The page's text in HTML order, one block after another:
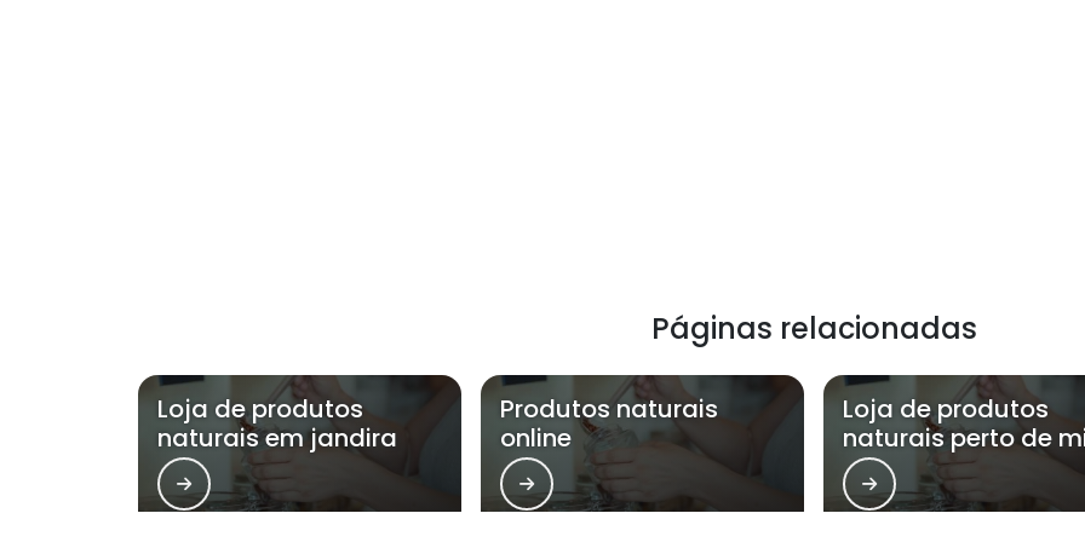
Páginas relacionadas
Loja de produtos
naturais em jandira
Produtos naturais
online
Loja de produtos
naturais perto de